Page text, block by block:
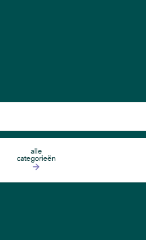
alle
categorieën